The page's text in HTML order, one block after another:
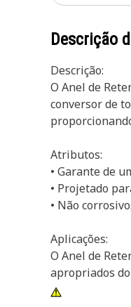
Descrição
Descrição:
O Anel de
conversor de
Atributos:
• Garante de
• Projetado
• Não corrosivo.
Aplicações:
O Anel de
apropriados